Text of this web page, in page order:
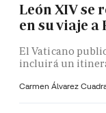
León XIV se
en su viaje
El Vaticano
incluirá un
Carmen Álvarez